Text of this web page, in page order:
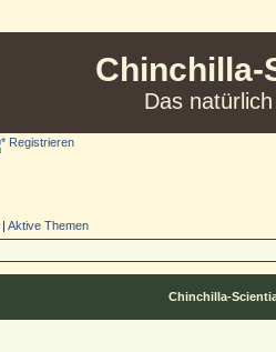
Chinchilla-
Das
Registrieren
|Aktive Themen
Chinchilla-